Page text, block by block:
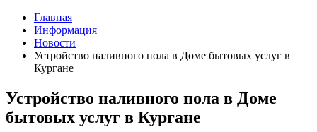
Главная
Информация
Новости
Устройство наливного пола в Доме бытовых услуг в
Кургане
Устройство наливного пола в Доме
бытовых услуг в Кургане